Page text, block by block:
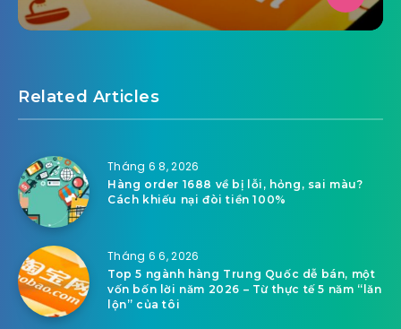
Related Articles
Tháng 6 8, 2026
Hàng order 1688 về bị lỗi, hỏng, sai màu?
Cách khiếu nại đòi tiền 100%
Tháng 6 6, 2026
Top 5 ngành hàng Trung Quốc dễ bán, một
vốn bốn lời năm 2026 – Từ thực tế 5 năm “lăn
lộn” của tôi